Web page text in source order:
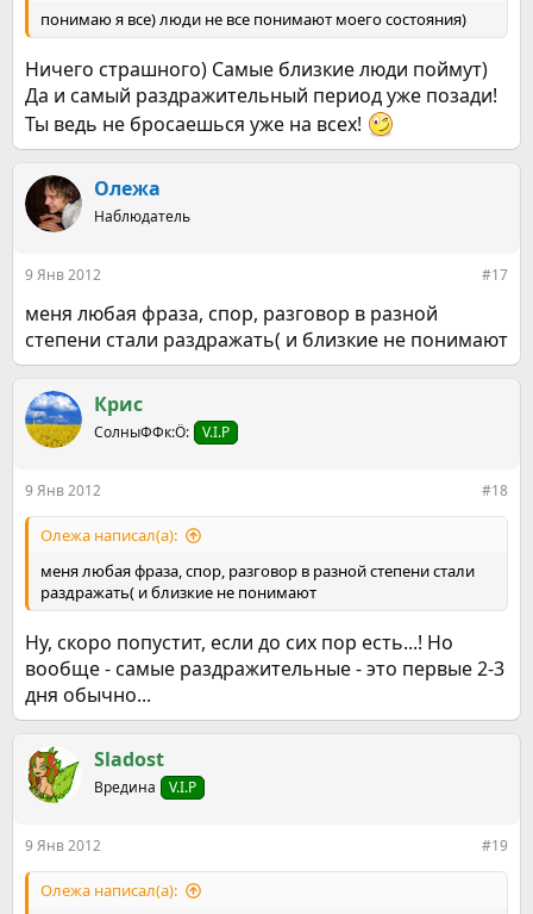
понимаю я все) люди не все понимают моего состояния)
Ничего страшного) Самые близкие люди поймут)
Да и самый раздражительный период уже позади!
Ты ведь не бросаешься уже на всех!
Олежа
Наблюдатель
9 Янв 2012 #17
меня любая фраза, спор, разговор в разной
степени стали раздражать( и близкие не понимают
Крис
СолныФФк:Ö: V.I.P
9 Янв 2012 #18
Олежа написал(а):
меня любая фраза, спор, разговор в разной степени стали
раздражать( и близкие не понимают
Ну, скоро попустит, если до сих пор есть...! Но
вообще - самые раздражительные - это первые 2-3
дня обычно...
Sladost
Вредина V.I.P
9 Янв 2012 #19
Олежа написал(а):